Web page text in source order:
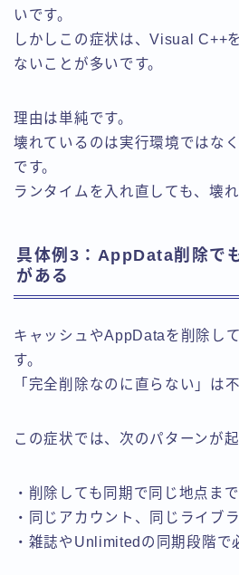
いです。
しかしこの症状は、Visual C++
ないことが多いです。
理由は単純です。
壊れているのは実行環境ではな
です。
ランタイムを入れ直しても、壊
具体例3：AppData削除で
がある
キャッシュやAppDataを削除し
す。
「完全削除なのに直らない」は
この症状では、次のパターンが起
・削除しても同期で同じ地点ま
・同じアカウント、同じライブ
・雑誌やUnlimitedの同期段階で